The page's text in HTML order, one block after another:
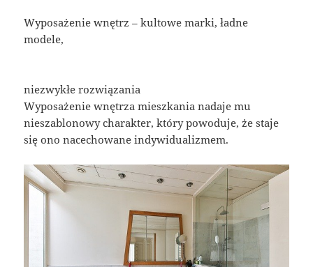
Wyposażenie wnętrz – kultowe marki, ładne
modele,
niezwykłe rozwiązania
Wyposażenie wnętrza mieszkania nadaje mu
nieszablonowy charakter, który powoduje, że staje
się ono nacechowane indywidualizmem.